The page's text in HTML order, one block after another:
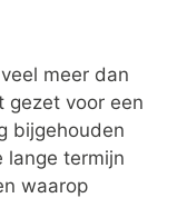
meer dan
gezet voor een
bijgehouden
lange termijn
waarop